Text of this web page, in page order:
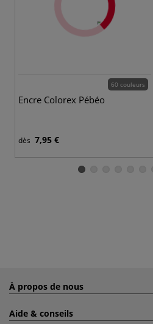
60 couleurs
Encre Colorex Pébéo
dès 7,95 €
À propos de nous
Aide & conseils